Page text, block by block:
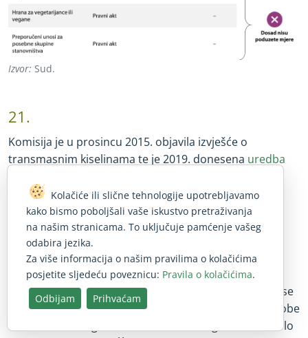
Izvor: Sud.
21.
Komisija je u prosincu 2015. objavila izvješće o
transmasnim kiselinama te je 2019. donesena uredba
transmasnih kiselina u hrani. Transmasne kiseline
nezasićene su masne kiseline čija visoka konzumacija
povećava rizik odsrčanih bolesti.
22.
Komisija je donijela i provedbeni akt o navodima koji se
mogu upotrebljavati za hranu koja je prikladna za osobe
intolerantne na gluten, kao što su „bez glutena” ili „vrlo
Kolačiće ili slične tehnologije upotrebljavamo
kako bismo poboljšali vaše iskustvo pretraživanja
na našim stranicama. To uključuje pamćenje vašeg
odabira jezika.
Za više informacija o našim pravilima o kolačićima
posjetite sljedeću poveznicu: Pravila o kolačićima.
Odbijam
Prihvaćam